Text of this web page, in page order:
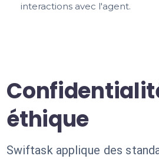
interactions avec l'agent.
éthique
Swiftask applique des